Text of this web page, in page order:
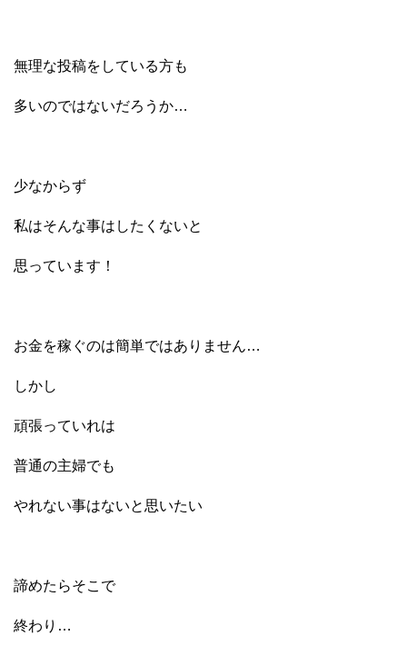
無理な投稿をしている方も
多いのではないだろうか…
少なからず
私はそんな事はしたくないと
思っています！
お金を稼ぐのは簡単ではありません…
しかし
頑張っていれは
普通の主婦でも
やれない事はないと思いたい
諦めたらそこで
終わり…